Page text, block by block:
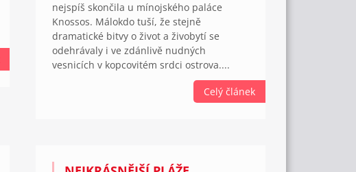
nejspíš skončila u mínojského paláce
Knossos. Málokdo tuší, že stejně
dramatické bitvy o život a živobytí se
odehrávaly i ve zdánlivě nudných
vesnicích v kopcovitém srdci ostrova....
Celý článek